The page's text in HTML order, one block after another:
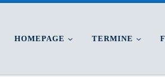
HOMEPAGE TERMINE